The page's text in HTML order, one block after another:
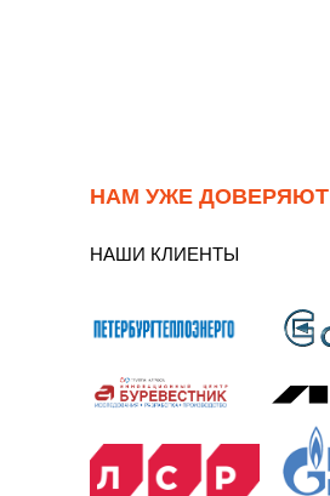
НАМ УЖЕ ДОВЕРЯЮТ
НАШИ КЛИЕНТЫ